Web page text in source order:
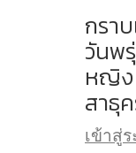
กรา
วันพ
หญิง
สาธุ
เข้าสู่